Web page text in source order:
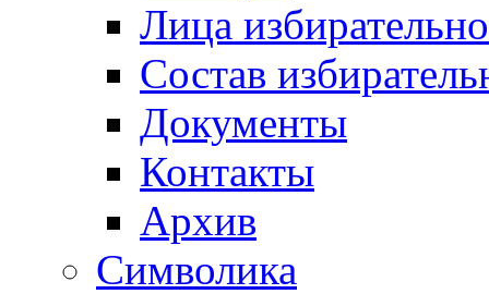
Лица
Состав
Документы
Контакты
Архив
Символика